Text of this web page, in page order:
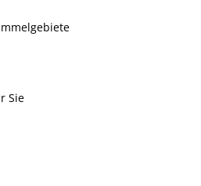
Sie